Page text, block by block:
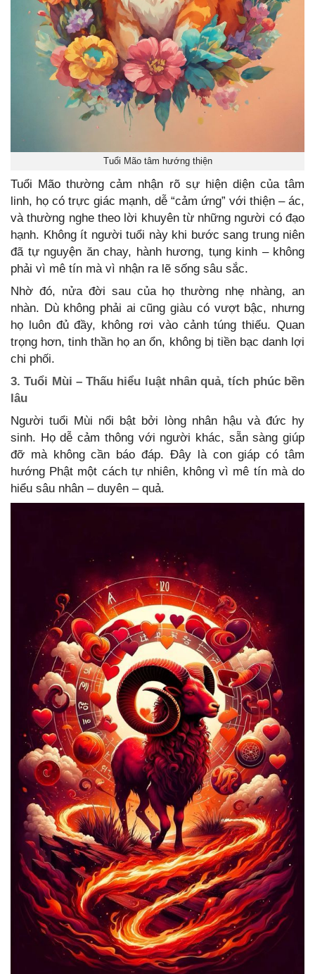
Tuổi Mão tâm hướng thiện
Tuổi Mão thường cảm nhận rõ sự hiện diện của tâm
linh, họ có trực giác mạnh, dễ “cảm ứng” với thiện – ác,
và thường nghe theo lời khuyên từ những người có đạo
hạnh. Không ít người tuổi này khi bước sang trung niên
đã tự nguyện ăn chay, hành hương, tụng kinh – không
phải vì mê tín mà vì nhận ra lẽ sống sâu sắc.
Nhờ đó, nửa đời sau của họ thường nhẹ nhàng, an
nhàn. Dù không phải ai cũng giàu có vượt bậc, nhưng
họ luôn đủ đầy, không rơi vào cảnh túng thiếu. Quan
trọng hơn, tinh thần họ an ổn, không bị tiền bạc danh lợi
chi phối.
3. Tuổi Mùi – Thấu hiểu luật nhân quả, tích phúc bền
lâu
Người tuổi Mùi nổi bật bởi lòng nhân hậu và đức hy
sinh. Họ dễ cảm thông với người khác, sẵn sàng giúp
đỡ mà không cần báo đáp. Đây là con giáp có tâm
hướng Phật một cách tự nhiên, không vì mê tín mà do
hiểu sâu nhân – duyên – quả.